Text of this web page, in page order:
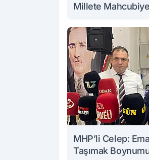
Millete
MHP’li Celep:
Taşımak